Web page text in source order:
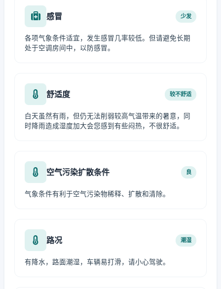
感冒 少发
各项气象条件适宜，发生感冒几率较低。但请避免长期
处于空调房间中，以防感冒。
舒适度 较不舒适
白天虽然有雨，但仍无法削弱较高气温带来的暑意，同
时降雨造成湿度加大会您感到有些闷热，不很舒适。
空气污染扩散条件 良
气象条件有利于空气污染物稀释、扩散和清除。
路况 潮湿
有降水，路面潮湿，车辆易打滑，请小心驾驶。